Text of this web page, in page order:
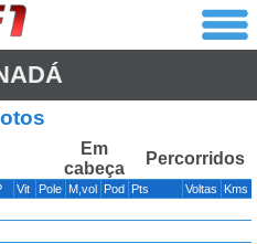
Em
cabeça
Percorridos
Vit Pole M,vol Pod Pts Voltas Kms